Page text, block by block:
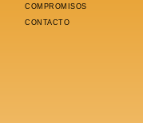
COMPROMISOS
CONTACTO